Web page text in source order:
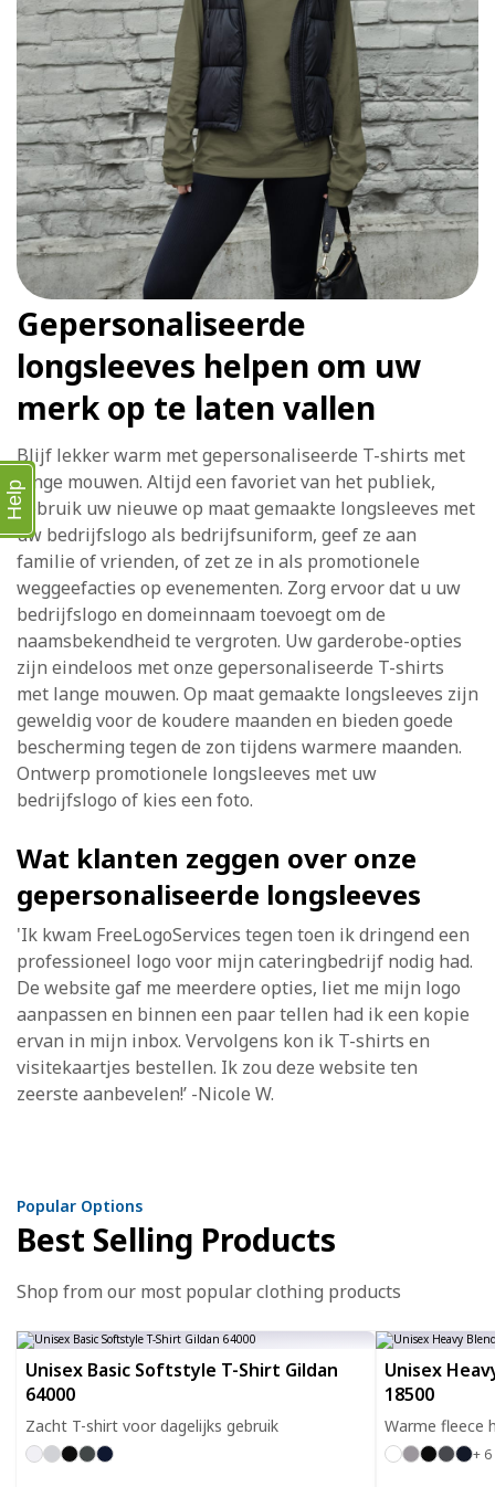
Gepersonaliseerde
longsleeves helpen om uw
merk op te laten vallen
Blijf lekker warm met gepersonaliseerde T-shirts met
lange mouwen. Altijd een favoriet van het publiek,
gebruik uw nieuwe op maat gemaakte longsleeves met
uw bedrijfslogo als bedrijfsuniform, geef ze aan
familie of vrienden, of zet ze in als promotionele
weggeefacties op evenementen. Zorg ervoor dat u uw
bedrijfslogo en domeinnaam toevoegt om de
naamsbekendheid te vergroten. Uw garderobe-opties
zijn eindeloos met onze gepersonaliseerde T-shirts
met lange mouwen. Op maat gemaakte longsleeves zijn
geweldig voor de koudere maanden en bieden goede
bescherming tegen de zon tijdens warmere maanden.
Ontwerp promotionele longsleeves met uw
bedrijfslogo of kies een foto.
Wat klanten zeggen over onze
gepersonaliseerde longsleeves
'Ik kwam FreeLogoServices tegen toen ik dringend een
professioneel logo voor mijn cateringbedrijf nodig had.
De website gaf me meerdere opties, liet me mijn logo
aanpassen en binnen een paar tellen had ik een kopie
ervan in mijn inbox. Vervolgens kon ik T-shirts en
visitekaartjes bestellen. Ik zou deze website ten
zeerste aanbevelen!’ -Nicole W.
Popular Options
Best Selling Products
Shop from our most popular clothing products
Unisex Basic Softstyle T-Shirt Gildan
64000
Zacht T-shirt voor dagelijks gebruik
Unisex
18500
Warme fleece
+ 6
Help